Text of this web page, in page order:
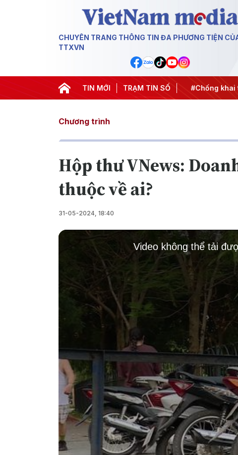
CHUYÊN TRANG THÔNG TIN ĐA PHƯƠNG TIỆN
TTXVN
TIN MỚI TRẠM TIN SỐ
hành động #Chiến dịch 500 ngày đêm #Chống khai
Chương trình
Hộp thư VNews:
thuộc về ai?
31-05-2024, 18:40
This
Video không thể tải